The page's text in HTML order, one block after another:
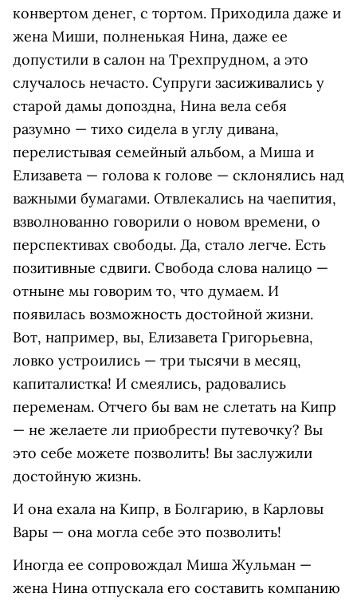
конвертом денег, с тортом. Приходила даже и
жена Миши, полненькая Нина, даже ее
допустили в салон на Трехпрудном, а это
случалось нечасто. Супруги засиживались у
старой дамы допоздна, Нина вела себя
разумно — тихо сидела в углу дивана,
перелистывая семейный альбом, а Миша и
Елизавета — голова к голове — склонялись над
важными бумагами. Отвлекались на чаепития,
взволнованно говорили о новом времени, о
перспективах свободы. Да, стало легче. Есть
позитивные сдвиги. Свобода слова налицо —
отныне мы говорим то, что думаем. И
появилась возможность достойной жизни.
Вот, например, вы, Елизавета Григорьевна,
ловко устроились — три тысячи в месяц,
капиталистка! И смеялись, радовались
переменам. Отчего бы вам не слетать на Кипр
— не желаете ли приобрести путевочку? Вы
это себе можете позволить! Вы заслужили
достойную жизнь.
И она ехала на Кипр, в Болгарию, в Карловы
Вары — она могла себе это позволить!
Иногда ее сопровождал Миша Жульман —
жена Нина отпускала его составить компанию